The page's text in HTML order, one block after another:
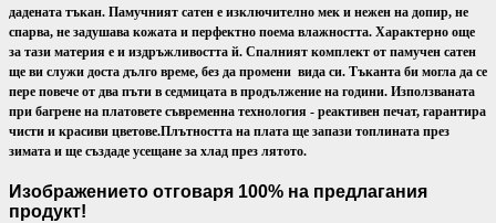
дадената тъкан. Памучният сатен е изключително мек и нежен на допир, не
спарва, не задушава кожата и перфектно поема влажността. Характерно още
за тази материя е и издръжливостта й. Спалният комплект от памучен сатен
ще ви служи доста дълго време, без да промени вида си. Тъканта би могла да се
пере повече от два пъти в седмицата в продължение на години. Използваната
при багрене на платовете съвременна технология - реактивен печат, гарантира
чисти и красиви цветове.Плътността на плата ще запази топлината през
зимата и ще създаде усещане за хлад през лятото.
Изображението отговаря 100% на предлагания
продукт!